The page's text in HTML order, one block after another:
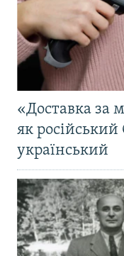
«Доставка за
як
український